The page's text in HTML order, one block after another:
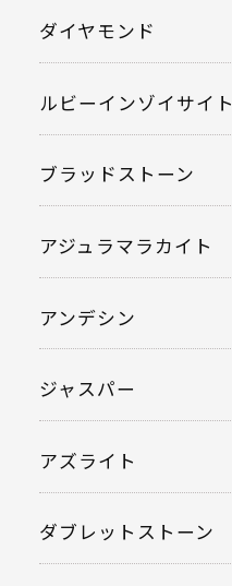
ダイヤモンド
ルビーインゾイサイト
ブラッドストーン
アジュラマラカイト
アンデシン
ジャスパー
アズライト
ダブレットストーン